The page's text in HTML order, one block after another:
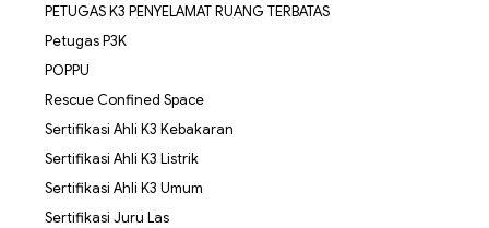
PETUGAS K3 PENYELAMAT RUANG TERBATAS
Petugas P3K
POPPU
Rescue Confined Space
Sertifikasi Ahli K3 Kebakaran
Sertifikasi Ahli K3 Listrik
Sertifikasi Ahli K3 Umum
Sertifikasi Juru Las